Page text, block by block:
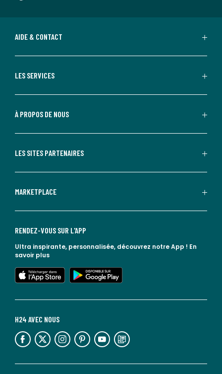
AIDE & CONTACT
LES SERVICES
À PROPOS DE NOUS
LES SITES PARTENAIRES
MARKETPLACE
H24 AVEC NOUS
lien vers l'espace réseaux sociaux lien vers l'espace réseaux sociaux lien vers l'espace réseaux sociaux lien vers l'espace réseaux sociaux lien vers l'espace réseaux sociaux lien vers le blog la redoute
RENDEZ-VOUS SUR L'APP
Ultra inspirante, personnalisée, découvrez notre App ! En
savoir plus
lien vers l'app store
lien vers google play